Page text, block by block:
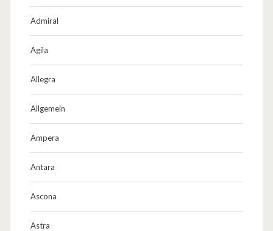
Admiral
Agila
Allegra
Allgemein
Ampera
Antara
Ascona
Astra